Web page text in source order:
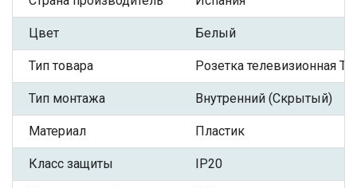
Цвет Белый
Тип товара Розетка телевизионная
Тип монтажа Внутренний (Скрытый)
Материал Пластик
Класс защиты IP20